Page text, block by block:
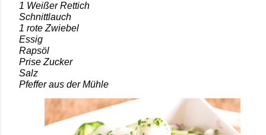
1 Weißer Rettich
Schnittlauch
1 rote Zwiebel
Essig
Rapsöl
Prise Zucker
Salz
Pfeffer aus der Mühle